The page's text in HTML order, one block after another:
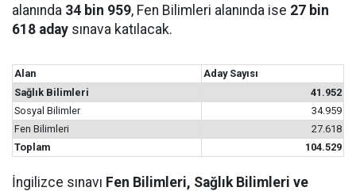
alanında 34 bin 959, Fen Bilimleri alanında ise 27 bin
618 aday sınava katılacak.
Alan
Aday Sayısı
Sağlık Bilimleri
41.952
Sosyal Bilimler
34.959
Fen Bilimleri
27.618
Toplam
104.529
İngilizce sınavı Fen Bilimleri, Sağlık Bilimleri ve